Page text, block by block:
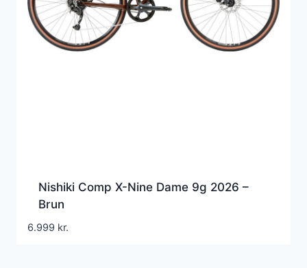
Nishiki Comp X-Nine Dame 9g 2026 –
Brun
6.999 kr.